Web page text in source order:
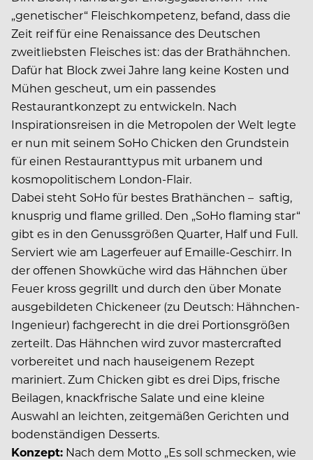
„genetischer“ Fleischkompetenz, befand, dass die
Zeit reif für eine Renaissance des Deutschen
zweitliebsten Fleisches ist: das der Brathähnchen.
Dafür hat Block zwei Jahre lang keine Kosten und
Mühen gescheut, um ein passendes
Restaurantkonzept zu entwickeln. Nach
Inspirationsreisen in die Metropolen der Welt legte
er nun mit seinem SoHo Chicken den Grundstein
für einen Restauranttypus mit urbanem und
kosmopolitischem London-Flair.
Dabei steht SoHo für bestes Brathänchen – saftig,
knusprig und flame grilled. Den „SoHo flaming star“
gibt es in den Genussgrößen Quarter, Half und Full.
Serviert wie am Lagerfeuer auf Emaille-Geschirr. In
der offenen Showküche wird das Hähnchen über
Feuer kross gegrillt und durch den über Monate
ausgebildeten Chickeneer (zu Deutsch: Hähnchen-
Ingenieur) fachgerecht in die drei Portionsgrößen
zerteilt. Das Hähnchen wird zuvor mastercrafted
vorbereitet und nach hauseigenem Rezept
mariniert. Zum Chicken gibt es drei Dips, frische
Beilagen, knackfrische Salate und eine kleine
Auswahl an leichten, zeitgemäßen Gerichten und
bodenständigen Desserts.
Konzept: Nach dem Motto „Es soll schmecken, wie